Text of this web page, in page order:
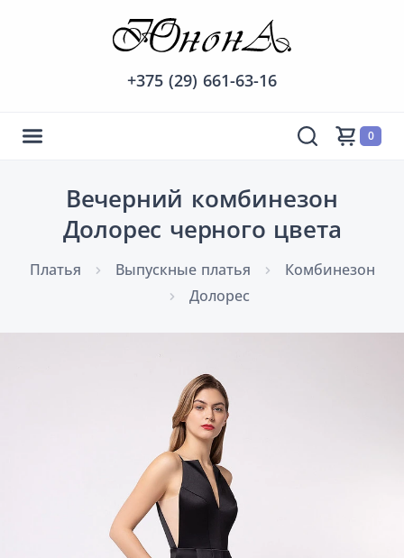
+375 (29) 661-63-16
0
Вечерний комбинезон
Долорес черного цвета
Платья Выпускные платья
Комбинезон
Долорес